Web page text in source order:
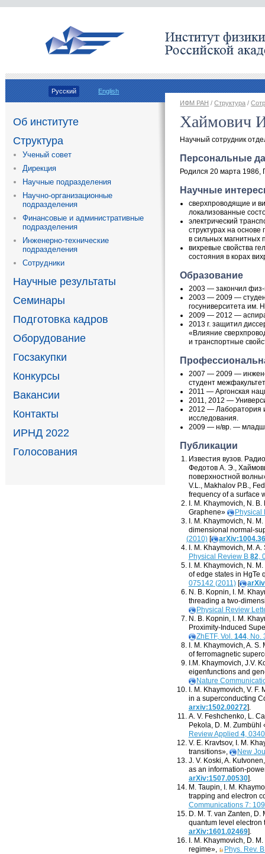
Русский English
Об институте
Структура
Ученый совет
Дирекция
Научные подразделения
Научно-организационные
подразделения
Финансовые и административные
подразделения
Инженерно-технические
подразделения
Сотрудники
Научные результаты
Семинары
Подготовка кадров
Оборудование
Госзакупки
Конкурсы
Вакансии
Контакты
ИРНД 2022
Голосования
ИФМ РАН /Структура /
Хаймович
Научный сотрудник
Персональные
Родился 20 марта 1986,
Научные
сверхпроводящие и
локализованные
электрический
структурах на основе
в сильных магнитных
вихревые свойства
состояния в корах
Образование
2003 — закончил физ-
2003 — 2009 —
госуниверситета им.
2009 — 2012 —
2013 г. защитил
«Влияние
и транспортные
2007 — 2009 —
студент
2011 — Аргонская
2011, 2012 —
2012 — Лаборатория
исследования.
2009 — н/вр. —
Публикации
Известия вузов.
Федотов А. Э.,
поверхностной
V.L., Makhalov P.B.,
frequency of a surface
I. M. Khaymovich, N. B.
Graphene»
Physical
I. M. Khaymovich, N.
dimensional normal-
(2010) [
I. M. Khaymovich, M. A.
Physical Review B 82,
I. M. Khaymovich, N.
of edge states in HgTe
075142 (2011)[
N. B. Kopnin, I. M.
threading a two-
Physical Review
N. B. Kopnin, I. M.
Proximity-Induced
ZhETF, Vol. 144, No.
I. M. Khaymovich,A. S.
of ferromagnetic
I.M. Khaymovich, J.V.
eigenfunctions and
Nature
I. M. Khaymovich, V. F.
in a superconducting
arxiv:1502.00272].
A. V. Feshchenko, L.
Pekola, D. M.
Review Applied 4,
V. E. Kravtsov, I. M.
transitions»,
New
J. V. Koski,A. Kutvonen,
as an information-
arXiv:1507.00530].
M. Taupin, I. M.
trapping and electron
Communications 7:
D. M. T. van Zanten, D.
quantum level electron
arXiv:1601.02469].
I. M. Khaymovich, D.
regime»,
Phys. Rev.